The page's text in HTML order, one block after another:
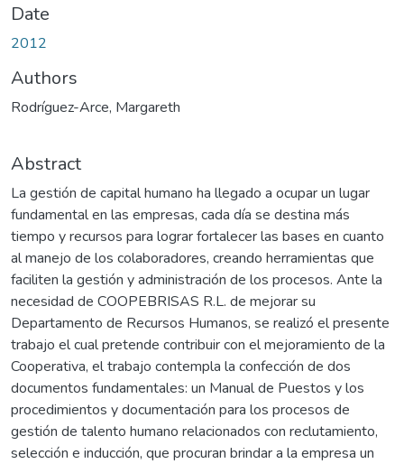
Date
2012
Authors
Rodríguez-Arce, Margareth
Abstract
La gestión de capital humano ha llegado a ocupar un lugar
fundamental en las empresas, cada día se destina más
tiempo y recursos para lograr fortalecer las bases en cuanto
al manejo de los colaboradores, creando herramientas que
faciliten la gestión y administración de los procesos. Ante la
necesidad de COOPEBRISAS R.L. de mejorar su
Departamento de Recursos Humanos, se realizó el presente
trabajo el cual pretende contribuir con el mejoramiento de la
Cooperativa, el trabajo contempla la confección de dos
documentos fundamentales: un Manual de Puestos y los
procedimientos y documentación para los procesos de
gestión de talento humano relacionados con reclutamiento,
selección e inducción, que procuran brindar a la empresa un